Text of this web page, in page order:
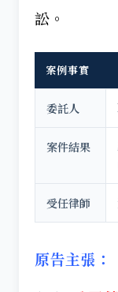
訟。
案例事實
委託人
案件結果
受任律師
原告主張：